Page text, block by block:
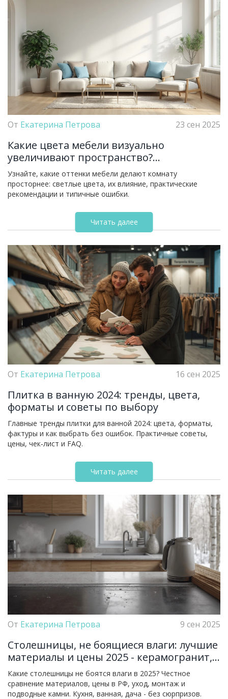
От Екатерина Петрова 23 сен 2025
Какие цвета мебели визуально
увеличивают пространство?
Практический гайд
Узнайте, какие оттенки мебели делают комнату
просторнее: светлые цвета, их влияние, практические
рекомендации и типичные ошибки.
Читать далее
От Екатерина Петрова 16 сен 2025
Плитка в ванную 2024: тренды, цвета,
форматы и советы по выбору
Главные тренды плитки для ванной 2024: цвета, форматы,
фактуры и как выбрать без ошибок. Практичные советы,
цены, чек‑лист и FAQ.
Читать далее
От Екатерина Петрова 9 сен 2025
Столешницы, не боящиеся влаги: лучшие
материалы и цены 2025 - керамогранит,
кварц, HPL
Какие столешницы не боятся влаги в 2025? Честное
сравнение материалов, цены в РФ, уход, монтаж и
подводные камни. Кухня, ванная, дача - без сюрпризов.